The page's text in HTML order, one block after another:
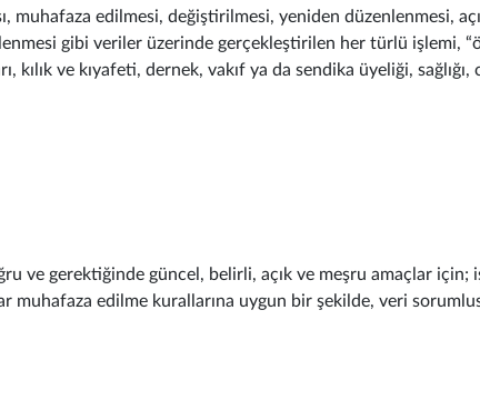
edilmesi, değiştirilmesi, yeniden düzenlenmesi,
gibi veriler üzerinde gerçekleştirilen her türlü işlemi,
ve kıyafeti, dernek, vakıf ya da sendika üyeliği, sağlığı,
ve gerektiğinde güncel, belirli, açık ve meşru amaçlar için;
muhafaza edilme kurallarına uygun bir şekilde, veri